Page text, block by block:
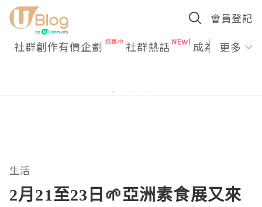
會員登記
社群創作有價企劃 社群熱話 成為U更多
生活
2月21至23日🌱亞洲素食展又來